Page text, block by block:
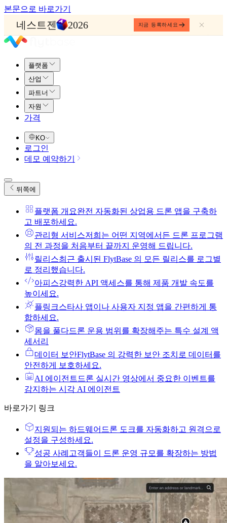
본문으로 바로가기
네스트젠 2026 지금 등록하세요
플랫폼
산업
파트너
자원
가격
KO
로그인
데모 예약하기
뒤쪽에
플랫폼 개요완전 자동화된 상업용 드론 앱을 구축하
고 배포하세요.
관리형 서비스저희는 어떤 지역에서든 드론 프로그램
의 전 과정을 처음부터 끝까지 운영해 드립니다.
릴리스최근 출시된 FlytBase 의 모든 릴리스를 로그별
로 정리했습니다.
아피스강력한 API 액세스를 통해 제품 개발 속도를
높이세요.
플링크스타사 앱이나 사용자 지정 앱을 간편하게 통
합하세요.
몸을 풀다드론 운용 범위를 확장해주는 특수 설계 액
세서리
데이터 보안FlytBase 의 강력한 보안 조치로 데이터를
안전하게 보호하세요.
AI 에이전트 드론 실시간 영상에서 중요한 이벤트를
감지하는 시각 AI 에이전트
바로가기 링크
지원되는 하드웨어 드론 도크를 자동화하고 원격으로
설정을 구성하세요.
성공 사례 고객들이 드론 운영 규모를 확장하는 방법
을 알아보세요.